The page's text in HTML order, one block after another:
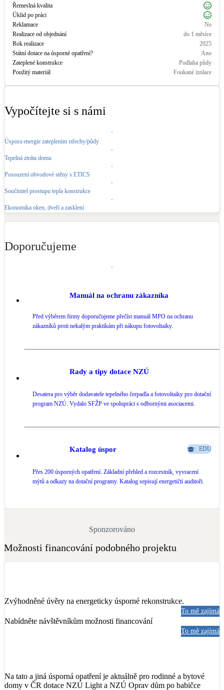
Stínicí technika
Šedá i černá odpadní voda
Kamna / krby
Vnitřní i venkovní
Retence deštové vody
Akumulace dešťovky
Vegetační střechy
Řemeslná kvalita
Úklid po práci
Reklamace
Ne
Realizace od objednání
do 1 měsíce
Rok realizace
2025
Státní dotace na úsporné opatření?
Ano
Zateplené konstrukce
Podlaha půdy
Použitý materiál
Foukané izolace
Vypočítejte si s námi
Úspora energie zateplením střechy/půdy
Tepelná ztráta domu
Posouzení obvodové stěny s ETICS
Součinitel prostupu tepla konstrukce
Ekonomika oken, dveří a zasklení
Doporučujeme
Manuál na ochranu zákazníka
Před výběrem firmy doporučujeme přečíst manuál MPO na ochranu
zákazníků proti nekalým praktikám při nákupu fotovoltaiky.
Rady a tipy dotace NZÚ
Desatera pro výběr dodavatele tepelného čerpadla a fotovoltaiky pro dotační
program NZÚ. Vydalo SFŽP ve spolupráci s odbornými asociacemi.
Katalog úspor EDU
Přes 200 úsporných opatření. Základní přehled a rozcestník, vyvracení
mýtů a odkazy na dotační programy. Katalog sepisují energetičtí auditoři.
Možnosti financování podobného projektu
Sponzorováno
Zvýhodněné úvěry na energeticky úsporné rekonstrukce.
To mě zajímá
Nabídněte návštěvníkům možnosti financování
To mě zajímá
Na tato a jiná úsporná opatření je aktuálně pro rodinné a bytové
domy v ČR dotace NZÚ Light a NZÚ Oprav dům po babičce